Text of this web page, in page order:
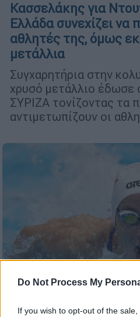
Do Not Process My
If you wish to opt-out of the
Κασσελάκης για
Ελλάδα συνεχίζει να
αθλητές της, όμως
μετάλλια
Συγχαρητήρια στην
χρυσό μετάλλιο έδωσε
ΣΥΡΙΖΑ τονίζοντας τα
αντιμετωπίζουν οι